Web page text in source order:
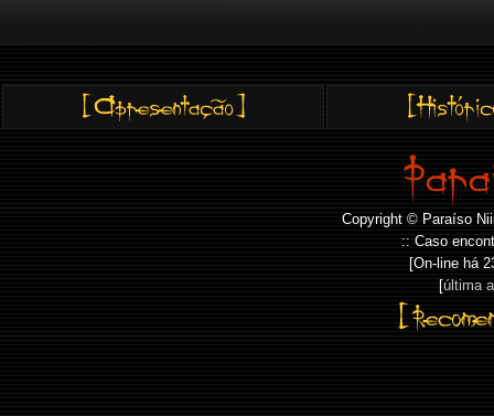
Copyright © Paraíso
:: Caso
[On-line há
[última